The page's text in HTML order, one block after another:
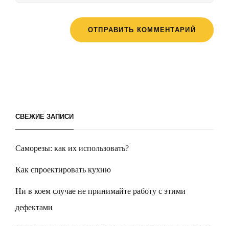
СВЕЖИЕ ЗАПИСИ
Саморезы: как их использовать?
Как спроектировать кухню
Ни в коем случае не принимайте работу с этими
дефектами